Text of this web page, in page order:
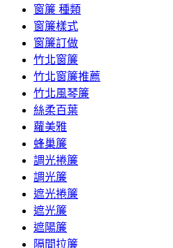
窗簾 種類
窗簾樣式
窗簾訂做
竹北窗簾
竹北窗簾推薦
竹北風琴簾
絲柔百葉
蘿美雅
蜂巢簾
調光捲簾
調光簾
遮光捲簾
遮光簾
遮陽簾
隔間拉簾